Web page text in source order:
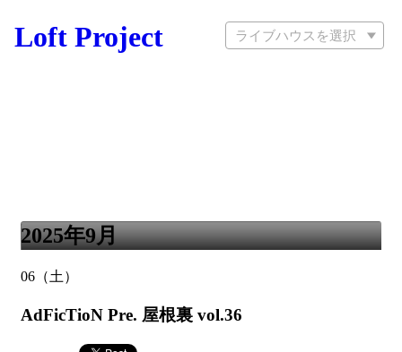
Loft Project ライブハウスを選択
2025年9月
06 （土）
AdFicTioN Pre. 屋根裏 vol.36